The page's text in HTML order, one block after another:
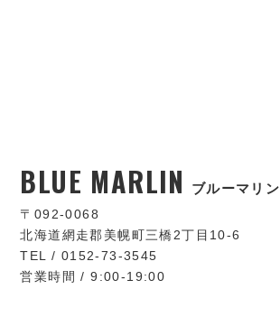
BLUE MARLIN ブルーマリン
〒092-0068
北海道網走郡美幌町三橋2丁目10-6
TEL / 0152-73-3545
営業時間 / 9:00-19:00